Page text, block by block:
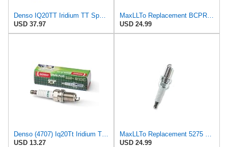
Denso IQ20TT Iridium TT Spark Plugs 4707-4 PK
USD 37.97
USD 24.99
Denso (4707) Iq20Tt Iridium Tt Spark Plug
USD 13.27
USD 24.99